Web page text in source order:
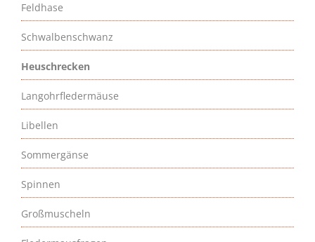
Feldhase
Schwalbenschwanz
Heuschrecken
Langohrfledermäuse
Libellen
Sommergänse
Spinnen
Großmuscheln